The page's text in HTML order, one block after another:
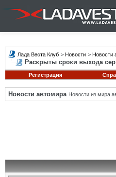
Лада Веста Клуб > Новости > Новости
Раскрыты сроки выхода
Регистрация
Новости автомира Новости из мира